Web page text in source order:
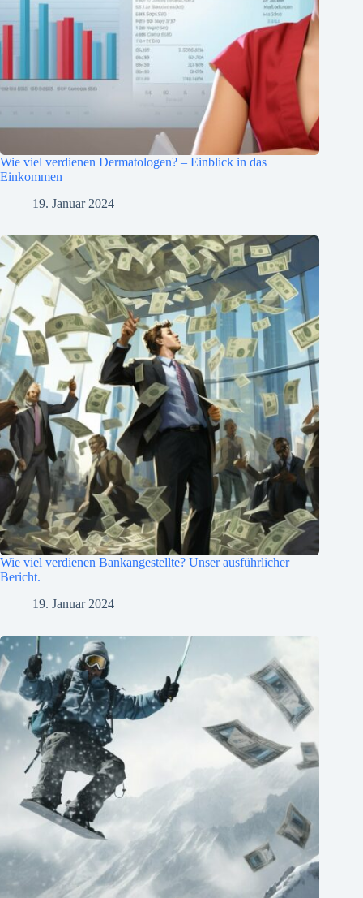
Wie viel verdienen Dermatologen? – Einblick in das
Einkommen
19. Januar 2024
Wie viel verdienen Bankangestellte? Unser ausführlicher
Bericht.
19. Januar 2024